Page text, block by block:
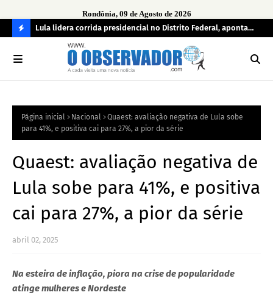
Rondônia, 09 de Agosto de 2026
O
R
Lula lidera corrida presidencial no Distrito Federal, aponta
pesquisa; Flávio Bolsonaro aparece em segundo
Página inicial Nacional
Quaest: avaliação negativa de Lula sobe
para 41%, e positiva cai para 27%, a pior da série
Quaest: avaliação negativa de
Lula sobe para 41%, e positiva
cai para 27%, a pior da série
abril 02, 2025
Na esteira de inflação, piora na crise de popularidade
atinge mulheres e Nordeste